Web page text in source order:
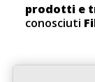
prodotti e
conosciuti